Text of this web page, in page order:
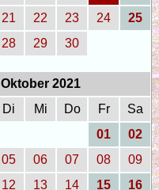
21 22 23 24
25
28 29 30
Oktober 2021
Di Mi Do Fr
Sa
01
02
05 06 07 08
09
12 13 14 15
16